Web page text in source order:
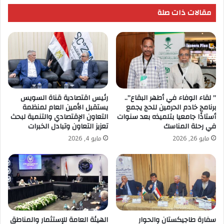
do
Interior)
فرصة
لإبراز
دور
الخبرات
المصرية
مقالات ذات صلة
” لقاء الوفاء في أطهر البقاع”..
برنامج خادم الحرمين للحج يجمع
أستاذًا جامعيا بتلميذه بعد سنوات
في رحلة المناسك
مايو 26, 2026
رئيس اقتصادية قناة السويس
يستقبل الأمين العام لمنظمة
التعاون الإقتصادي والتنمية لبحث
تعزيز التعاون وتبادل الخبرات
مايو 4, 2026
سفارة طاجيكستان والحوار الهيئة العامة للإستثمار والمناطق